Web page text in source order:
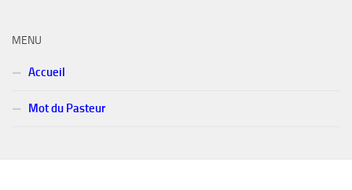
MENU
Accueil
Mot du Pasteur